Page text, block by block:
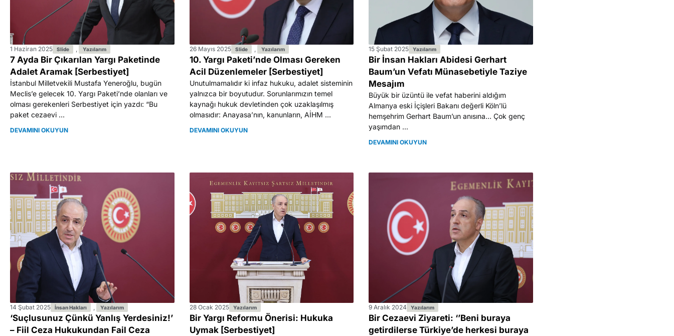
1 Haziran 2025 Slide , Yazılarım
7 Ayda Bir Çıkarılan Yargı Paketinde
Adalet Aramak [Serbestiyet]
İstanbul Milletvekili Mustafa Yeneroğlu, bugün
Meclis’e gelecek 10. Yargı Paketi’nde olanları ve
olması gerekenleri Serbestiyet için yazdı: “Bu
paket cezaevi ...
DEVAMINI OKUYUN
26 Mayıs 2025 Slide , Yazılarım
10. Yargı Paketi’nde Olması Gereken
Acil Düzenlemeler [Serbestiyet]
Unutulmamalıdır ki infaz hukuku, adalet sisteminin
yalnızca bir boyutudur. Sorunlarımızın temel
kaynağı hukuk devletinden çok uzaklaşılmış
olmasıdır: Anayasa’nın, kanunların, AİHM ...
DEVAMINI OKUYUN
15 Şubat 2025 Yazılarım
Bir İnsan Hakları Abidesi Gerhart
Baum’un Vefatı Münasebetiyle Taziye
Mesajım
Büyük bir üzüntü ile vefat haberini aldığım
Almanya eski İçişleri Bakanı değerli Köln’lü
hemşehrim Gerhart Baum’un anısına… Çok genç
yaşımdan ...
DEVAMINI OKUYUN
14 Şubat 2025 İnsan Hakları Yazılarım
‘Suçlusunuz Çünkü Yanlış Yerdesiniz!’
– Fiil Ceza Hukukundan Fail Ceza
28 Ocak 2025 Yazılarım
Bir Yargı Reformu Önerisi: Hukuka
Uymak [Serbestiyet]
9 Aralık 2024 Yazılarım
Bir Cezaevi Ziyareti: ‘’Beni buraya
getirdilerse Türkiye’de herkesi buraya